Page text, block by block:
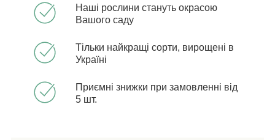
Наші рослини стануть окрасою
Вашого саду
Тільки найкращі сорти, вирощені в
Україні
Приємні знижки при замовленні від
5 шт.